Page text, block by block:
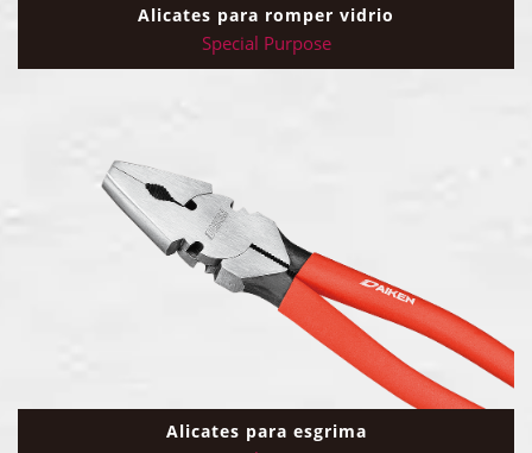
Alicates para romper vidrio
Special Purpose
Alicates para esgrima